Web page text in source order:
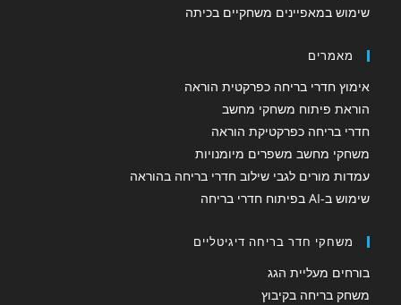
שימוש במאפיינים משחקיים בכיתה
מאמרים
אימוץ חדרי בריחה כפרקטית הוראה
הוראת פיתוח משחקי מחשב
חדרי בריחה כפרקטיקת הוראה
משחקי מחשב משפרים מיומנויות
עמדות מורים לגבי שילוב חדרי בריחה בהוראה
שימוש ב-AI בפיתוח חדרי בריחה
משחקי חדר בריחה דיגיטליים
בורחים מעליית הגג
משחק בריחה בקיבוץ